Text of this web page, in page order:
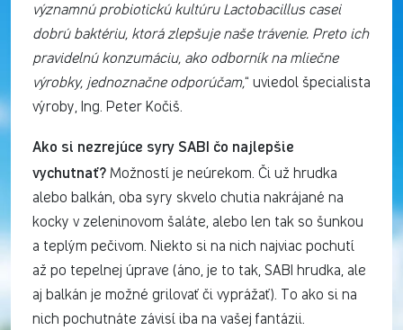
významnú probiotickú kultúru Lactobacillus casei
dobrú baktériu, ktorá zlepšuje naše trávenie. Preto ich
pravidelnú konzumáciu, ako odborník na mliečne
výrobky, jednoznačne odporúčam,“ uviedol špecialista
výroby, Ing. Peter Kočiš.
Ako si nezrejúce syry SABI čo najlepšie
vychutnať? Možností je neúrekom. Či už hrudka
alebo balkán, oba syry skvelo chutia nakrájané na
kocky v zeleninovom šaláte, alebo len tak so šunkou
a teplým pečivom. Niekto si na nich najviac pochutí
až po tepelnej úprave (áno, je to tak, SABI hrudka, ale
aj balkán je možné grilovať či vyprážať). To ako si na
nich pochutnáte závisí iba na vašej fantázii.